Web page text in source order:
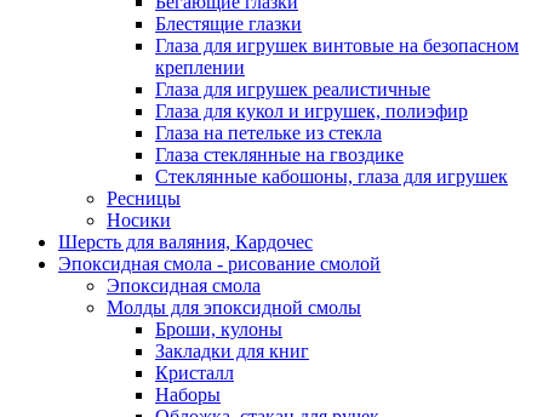
Блестящие глазки
Глаза для игрушек винтовые на безопасном
креплении
Глаза для игрушек реалистичные
Глаза для кукол и игрушек, полиэфир
Глаза на петельке из стекла
Глаза стеклянные на гвоздике
Стеклянные кабошоны, глаза для игрушек
Ресницы
Носики
Шерсть для валяния, Кардочес
Эпоксидная смола - рисование смолой
Эпоксидная смола
Молды для эпоксидной смолы
Броши, кулоны
Закладки для книг
Кристалл
Наборы